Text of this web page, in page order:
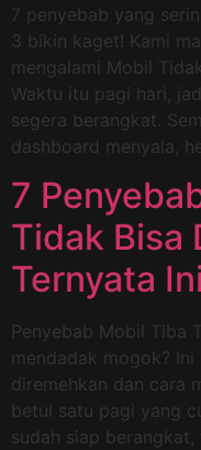
7 penyebab yang
3 bikin kaget! Kami
mengalami Mobil
Waktu itu pagi hari,
segera berangkat.
dashboard menyala,
7
Tidak Bisa
Ternyata Ini
Penyebab Mobil Tiba
mendadak mogok?
diremehkan dan cara
betul satu pagi yang
sudah siap